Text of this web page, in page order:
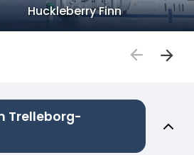
Huckleberry Finn
Trelleborg-